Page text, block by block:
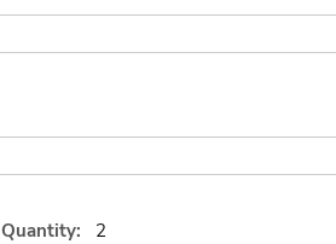
Quantity:
2